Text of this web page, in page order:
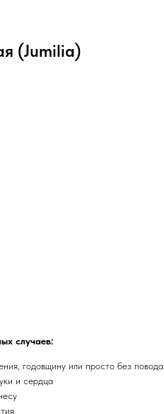
(Jumilia)
случаев:
годовщину или просто без повода
и сердца